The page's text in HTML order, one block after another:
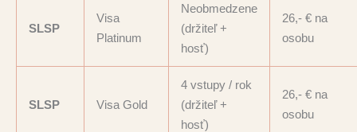
SLSP
Visa
Platinum
Neobmedzene
(držiteľ +
hosť)
26,- € na
osobu
SLSP Visa Gold
4 vstupy / rok
(držiteľ +
hosť)
26,- € na
osobu